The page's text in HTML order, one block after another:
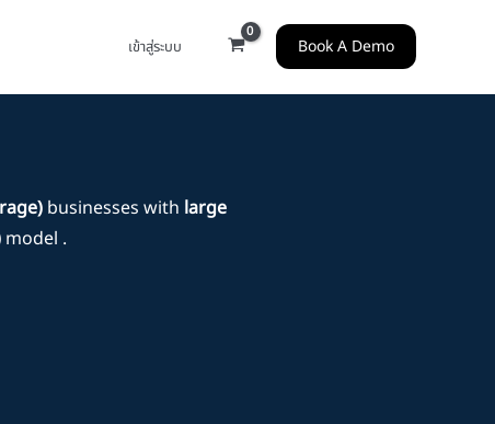
เข้าสู่ระบบ Book A Demo
businesses with large
model .